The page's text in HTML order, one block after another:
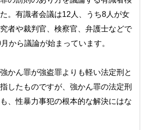
。有識者会議は12人、うち8人が女
者や裁判官、検察官、弁護士などで
から議論が始まっています。
かん罪が強盗罪よりも軽い法定刑と
したものですが、強かん罪の法定刑
、性暴力事犯の根本的な解決にはな